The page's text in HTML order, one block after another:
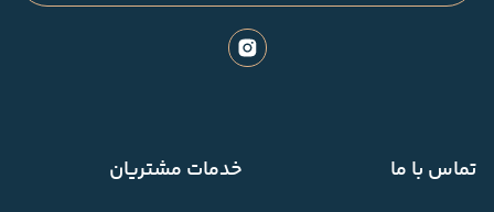
تماس با ما خدمات مشتریان